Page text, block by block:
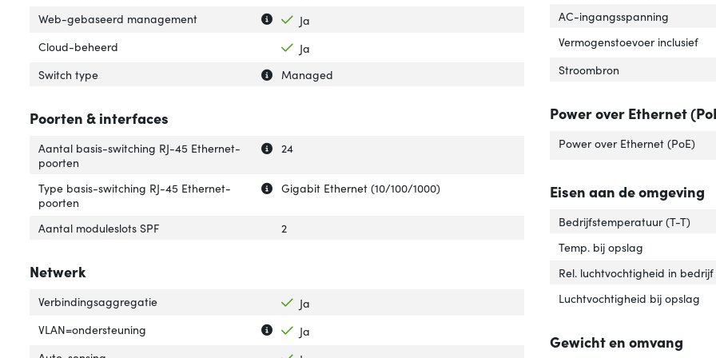
Uitleg over 'Web-gebaseerd management'
Verberg uitleg over 'Web-gebaseerd management'
Web-gebaseerd management
Ja
Cloud-beheerd
Ja
Uitleg over 'Switch type'
Verberg uitleg over 'Switch type'
Switch type Managed
Poorten & interfaces
Uitleg over 'Aantal basis-switching RJ-45 Ethernet-poorten'
Verberg uitleg over 'Aantal basis-switching RJ-45 Ethernet-poorten'
Aantal basis-switching RJ-45 Ethernet-
poorten
24
Uitleg over 'Type basis-switching RJ-45 Ethernet-poorten'
Verberg uitleg over 'Type basis-switching RJ-45 Ethernet-poorten'
Type basis-switching RJ-45 Ethernet-
poorten
Gigabit Ethernet (10/100/1000)
Aantal moduleslots SPF 2
Netwerk
Verbindingsaggregatie
Ja
Uitleg over 'VLAN=ondersteuning'
Verberg uitleg over 'VLAN=ondersteuning'
VLAN=ondersteuning
Ja
AC-ingangsspanning
Vermogenstoevoer inclusief
Stroombron
Power over Ethernet
Power over Ethernet (PoE)
Eisen aan de omgeving
Bedrijfstemperatuur (T-T)
Temp. bij opslag
Rel. luchtvochtigheid in bedrijf
Luchtvochtigheid bij opslag
Gewicht en omvang